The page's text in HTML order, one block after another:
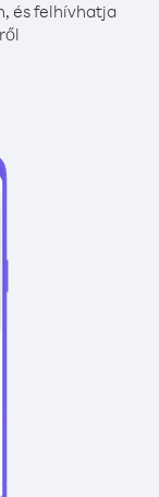
és felhívhatja